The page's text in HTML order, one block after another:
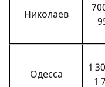
Николаев
Одесса
1
1